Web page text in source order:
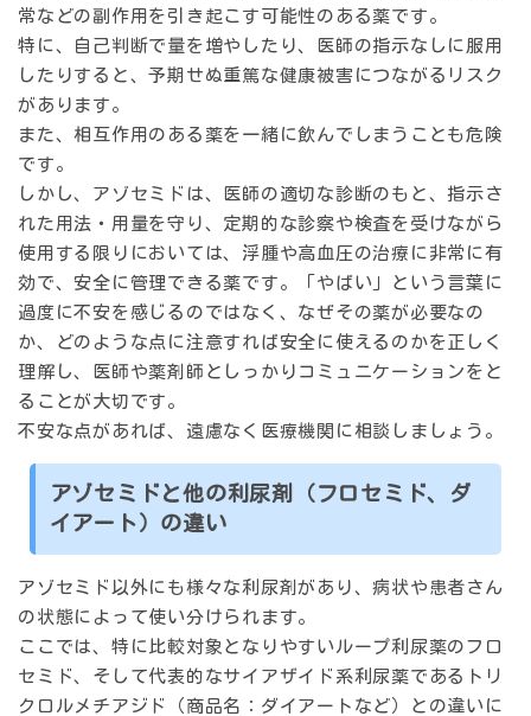
常などの副作用を引き起こす可能性のある薬です。
特に、自己判断で量を増やしたり、医師の指示なしに服用
したりすると、予期せぬ重篤な健康被害につながるリスク
があります。
また、相互作用のある薬を一緒に飲んでしまうことも危険
です。
しかし、アゾセミドは、医師の適切な診断のもと、指示さ
れた用法・用量を守り、定期的な診察や検査を受けながら
使用する限りにおいては、浮腫や高血圧の治療に非常に有
効で、安全に管理できる薬です。「やばい」という言葉に
過度に不安を感じるのではなく、なぜその薬が必要なの
か、どのような点に注意すれば安全に使えるのかを正しく
理解し、医師や薬剤師としっかりコミュニケーションをと
ることが大切です。
不安な点があれば、遠慮なく医療機関に相談しましょう。
アゾセミドと他の利尿剤（フロセミド、ダ
イアート）の違い
アゾセミド以外にも様々な利尿剤があり、病状や患者さん
の状態によって使い分けられます。
ここでは、特に比較対象となりやすいループ利尿薬のフロ
セミド、そして代表的なサイアザイド系利尿薬であるトリ
クロルメチアジド（商品名：ダイアートなど）との違いに